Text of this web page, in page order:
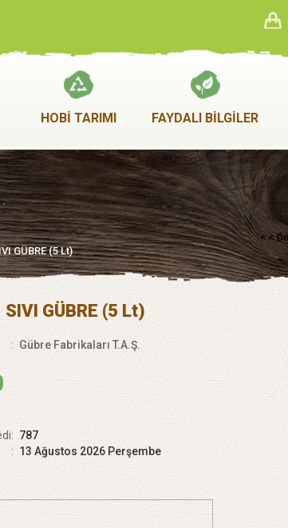
HOBİ TARIMI FAYDALI BİLGİLER
GÜBRE (5 Lt)
< <
SIVI GÜBRE (5 Lt)
: Gübre Fabrikaları T.A.Ş.
: 787
: 13 Ağustos 2026 Perşembe